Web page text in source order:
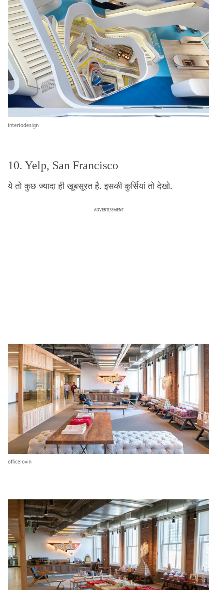
interiodesign
10. Yelp, San Francisco
ये तो कुछ ज्यादा ही खूबसूरत है. इसकी कुर्सियां तो देखो.
ADVERTISEMENT
officelovin